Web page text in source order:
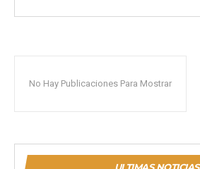
No Hay Publicaciones Para Mostrar
ULTIMAS NOTICIAS